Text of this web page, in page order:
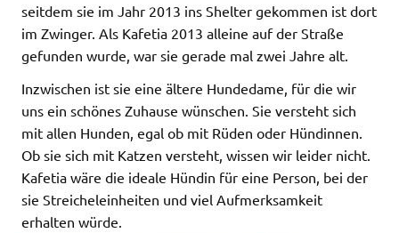
seitdem sie im Jahr 2013 ins Shelter gekommen ist dort
im Zwinger. Als Kafetia 2013 alleine auf der Straße
gefunden wurde, war sie gerade mal zwei Jahre alt.
Inzwischen ist sie eine ältere Hundedame, für die wir
uns ein schönes Zuhause wünschen. Sie versteht sich
mit allen Hunden, egal ob mit Rüden oder Hündinnen.
Ob sie sich mit Katzen versteht, wissen wir leider nicht.
Kafetia wäre die ideale Hündin für eine Person, bei der
sie Streicheleinheiten und viel Aufmerksamkeit
erhalten würde.